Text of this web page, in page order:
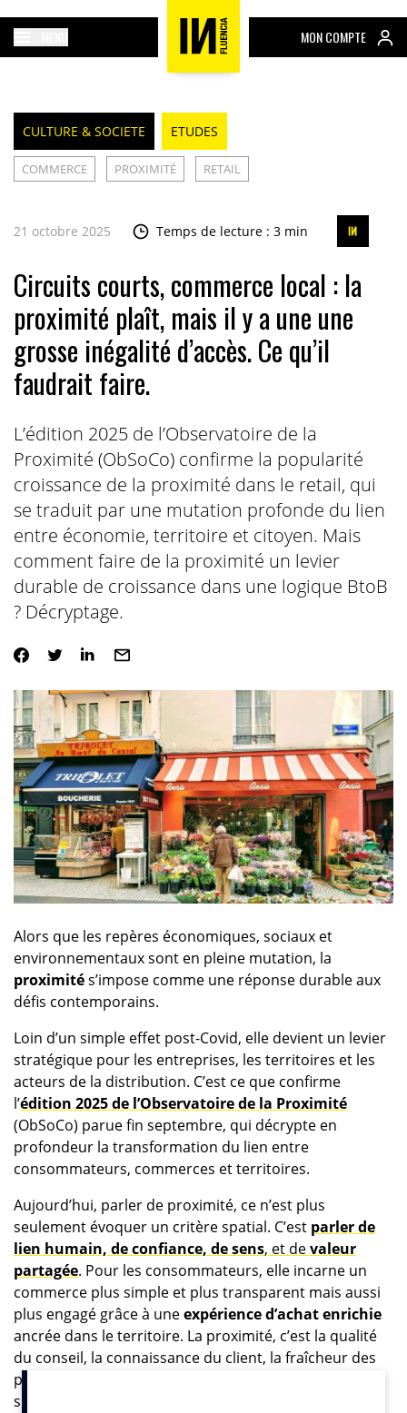
MON COMPTE
CULTURE & SOCIETE ETUDES
COMMERCE PROXIMITÉ RETAIL
21 octobre 2025 Temps de lecture : 3 min
Circuits courts, commerce local : la
proximité plaît, mais il y a une une
grosse inégalité d’accès. Ce qu’il
faudrait faire.
L’édition 2025 de l’Observatoire de la
Proximité (ObSoCo) confirme la popularité
croissance de la proximité dans le retail, qui
se traduit par une mutation profonde du lien
entre économie, territoire et citoyen. Mais
comment faire de la proximité un levier
durable de croissance dans une logique BtoB
? Décryptage.
Alors que les repères économiques, sociaux et
environnementaux sont en pleine mutation, la
proximités’impose comme une réponse durable aux
défis contemporains.
Loin d’un simple effet post-Covid, elle devient un levier
stratégique pour les entreprises, les territoires et les
acteurs de la distribution. C’est ce que confirme
l’édition 2025 de l’Observatoire de la Proximité
(ObSoCo) parue fin septembre, qui décrypte en
profondeur la transformation du lien entre
consommateurs, commerces et territoires.
Aujourd’hui, parler de proximité, ce n’est plus
seulement évoquer un critère spatial. C’est parler de
lien humain, de confiance, de sens, et devaleur
partagée. Pour les consommateurs, elle incarne un
commerce plus simple et plus transparent mais aussi
plus engagé grâce à uneexpérience d’achat enrichie
ancrée dans le territoire. La proximité, c’est la qualité
du conseil, la connaissance du client, la fraîcheur des
produits, mais aussi la perception d’un impact positif
sur l’économie locale.